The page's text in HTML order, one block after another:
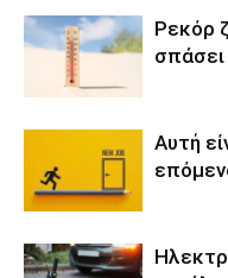
Ρεκόρ
Αυτή